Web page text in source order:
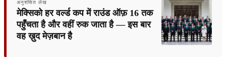
अनुशंसित लेख
मेक्सिको हर वर्ल्ड कप में राउंड ऑफ़ 16 तक
पहुँचता है और वहीं रुक जाता है — इस बार
वह ख़ुद मेज़बान है